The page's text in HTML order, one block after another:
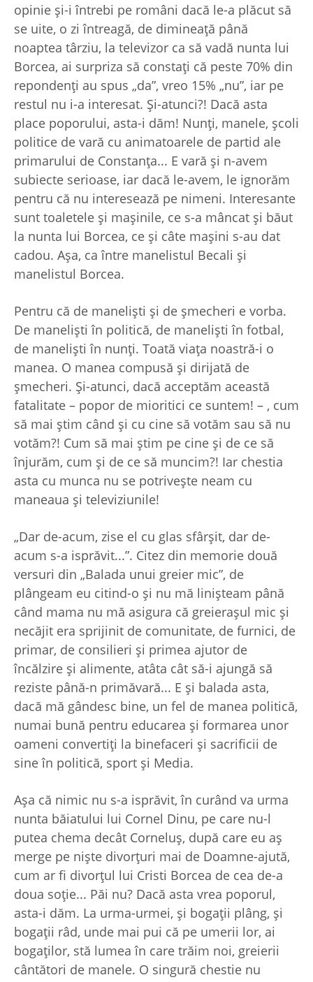
opinie şi-i întrebi pe români dacă le-a plăcut să
se uite, o zi întreagă, de dimineaţă până
noaptea târziu, la televizor ca să vadă nunta lui
Borcea, ai surpriza să constaţi că peste 70% din
repondenţi au spus „da”, vreo 15% „nu”, iar pe
restul nu i-a interesat. Şi-atunci?! Dacă asta
place poporului, asta-i dăm! Nunţi, manele, şcoli
politice de vară cu animatoarele de partid ale
primarului de Constanţa... E vară şi n-avem
subiecte serioase, iar dacă le-avem, le ignorăm
pentru că nu interesează pe nimeni. Interesante
sunt toaletele şi maşinile, ce s-a mâncat şi băut
la nunta lui Borcea, ce şi câte maşini s-au dat
cadou. Aşa, ca între manelistul Becali şi
manelistul Borcea.
Pentru că de manelişti şi de şmecheri e vorba.
De manelişti în politică, de manelişti în fotbal,
de manelişti în nunţi. Toată viaţa noastră-i o
manea. O manea compusă şi dirijată de
şmecheri. Şi-atunci, dacă acceptăm această
fatalitate – popor de mioritici ce suntem! – , cum
să mai ştim când şi cu cine să votăm sau să nu
votăm?! Cum să mai ştim pe cine şi de ce să
înjurăm, cum şi de ce să muncim?! Iar chestia
asta cu munca nu se potriveşte neam cu
maneaua şi televiziunile!
„Dar de-acum, zise el cu glas sfârşit, dar de-
acum s-a isprăvit...”. Citez din memorie două
versuri din „Balada unui greier mic”, de
plângeam eu citind-o şi nu mă linişteam până
când mama nu mă asigura că greieraşul mic şi
necăjit era sprijinit de comunitate, de furnici, de
primar, de consilieri şi primea ajutor de
încălzire şi alimente, atâta cât să-i ajungă să
reziste până-n primăvară... E şi balada asta,
dacă mă gândesc bine, un fel de manea politică,
numai bună pentru educarea şi formarea unor
oameni convertiţi la binefaceri şi sacrificii de
sine în politică, sport şi Media.
Aşa că nimic nu s-a isprăvit, în curând va urma
nunta băiatului lui Cornel Dinu, pe care nu-l
putea chema decât Corneluş, după care eu aş
merge pe nişte divorţuri mai de Doamne-ajută,
cum ar fi divorţul lui Cristi Borcea de cea de-a
doua soţie... Păi nu? Dacă asta vrea poporul,
asta-i dăm. La urma-urmei, şi bogaţii plâng, şi
bogaţii râd, unde mai pui că pe umerii lor, ai
bogaţilor, stă lumea în care trăim noi, greierii
cântători de manele. O singură chestie nu